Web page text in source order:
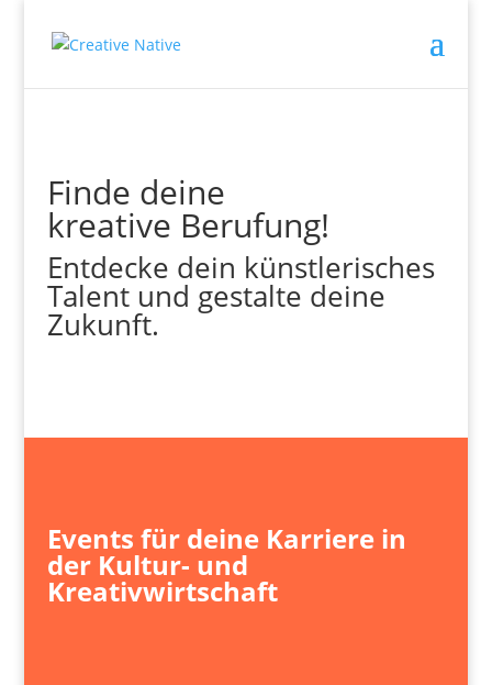
Finde deine
kreative Berufung!
Entdecke dein künstlerisches
Talent und gestalte deine
Zukunft.
Events für deine Karriere in
der Kultur- und
Kreativwirtschaft